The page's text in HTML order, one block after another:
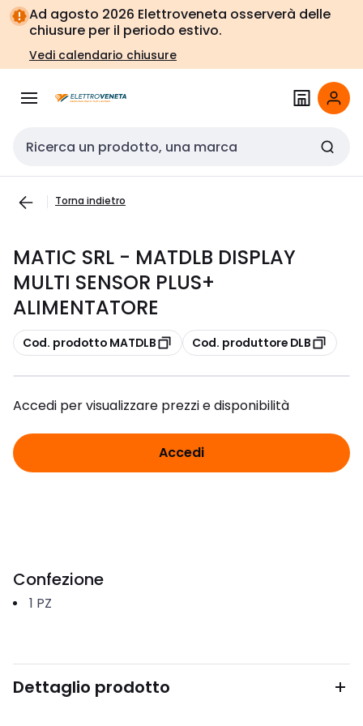
Vai alla
navigazione
Vai
alla
pagina
Ad agosto 2026 Elettroveneta osserverà delle
chiusure per il periodo estivo.
Vedi calendario chiusure
Cerca input
Torna indietro
MATIC SRL - MATDLB DISPLAY
MULTI SENSOR PLUS+
ALIMENTATORE
copia
Cod. prodotto MATDLB copia
Cod. produttore DLB
Accedi per visualizzare prezzi e disponibilità
Accedi
Confezione
1 PZ
Dettaglio prodotto